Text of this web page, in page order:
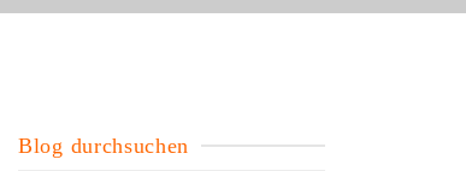
Blog durchsuchen